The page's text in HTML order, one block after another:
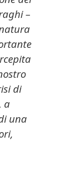
–
di
a
una